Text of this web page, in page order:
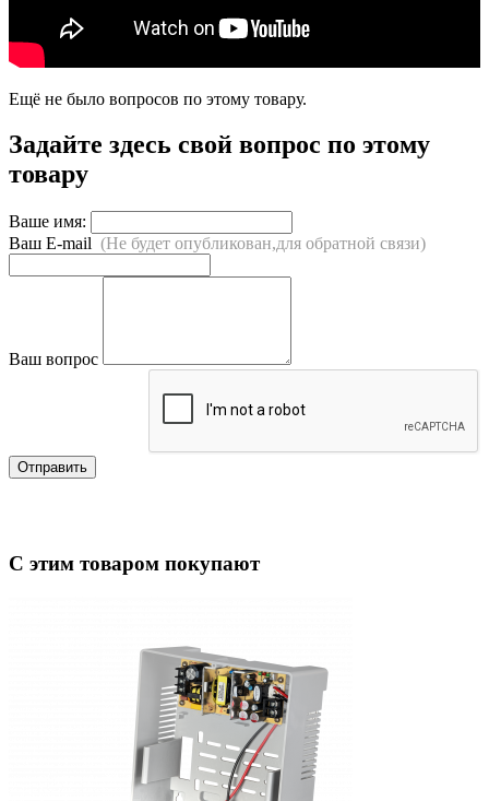
Ещё не было вопросов по этому товару.
Задайте здесь свой вопрос по этому
товару
Ваше имя:
Ваш E-mail (Не будет опубликован,для обратной связи)
Ваш вопрос
Отправить
С этим товаром покупают